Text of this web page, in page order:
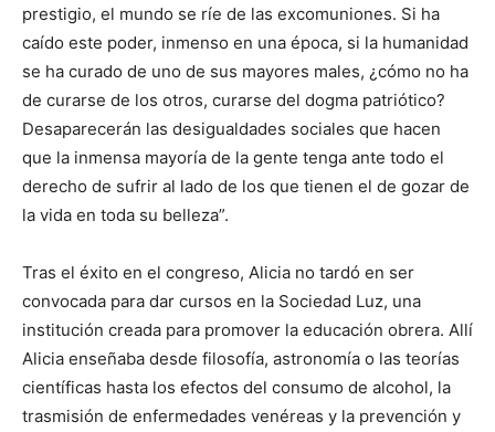
prestigio, el mundo se ríe de las excomuniones. Si ha
caído este poder, inmenso en una época, si la humanidad
se ha curado de uno de sus mayores males, ¿cómo no ha
de curarse de los otros, curarse del dogma patriótico?
Desaparecerán las desigualdades sociales que hacen
que la inmensa mayoría de la gente tenga ante todo el
derecho de sufrir al lado de los que tienen el de gozar de
la vida en toda su belleza”.
Tras el éxito en el congreso, Alicia no tardó en ser
convocada para dar cursos en la Sociedad Luz, una
institución creada para promover la educación obrera. Allí
Alicia enseñaba desde filosofía, astronomía o las teorías
científicas hasta los efectos del consumo de alcohol, la
trasmisión de enfermedades venéreas y la prevención y